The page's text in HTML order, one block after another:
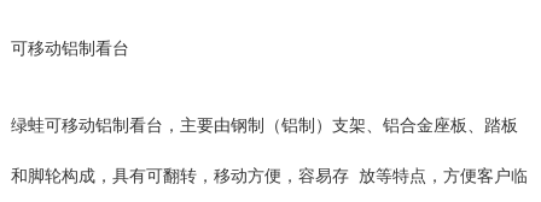
可移动铝制看台
绿蛙可移动铝制看台，主要由钢制（铝制）支架、铝合金座板、踏板
和脚轮构成，具有可翻转，移动方便，容易存 放等特点，方便客户临